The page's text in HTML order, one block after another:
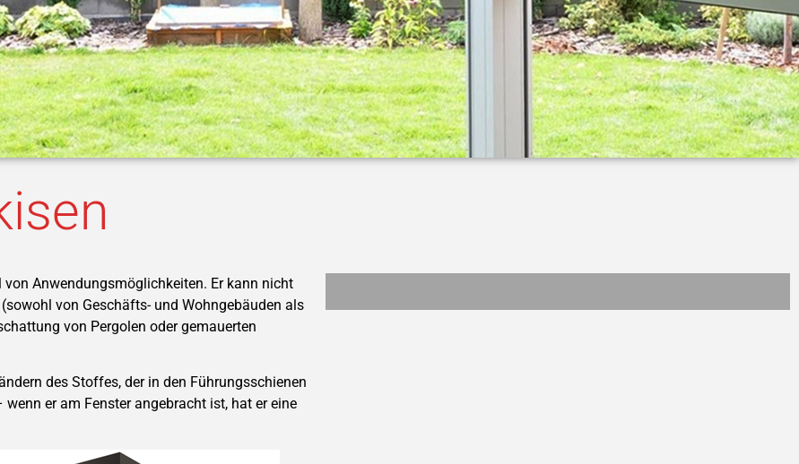
Anwendungsmöglichkeiten. Er kann nicht
von Geschäfts- und Wohngebäuden als
von Pergolen oder gemauerten
des Stoffes, der in den Führungsschienen
er am Fenster angebracht ist, hat er eine